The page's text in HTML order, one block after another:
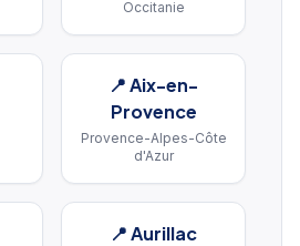
Occitanie
📍Aix-en-
Provence
Provence-Alpes-Côte
d'Azur
📍Aurillac